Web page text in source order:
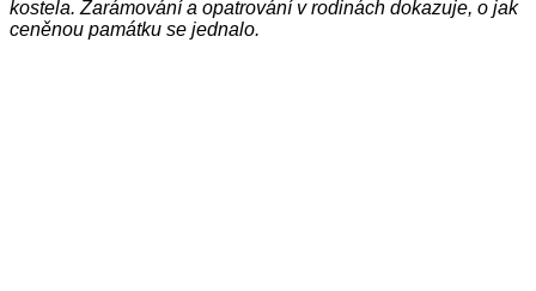
kostela. Zarámování a opatrování v rodinách dokazuje, o jak
ceněnou památku se jednalo.